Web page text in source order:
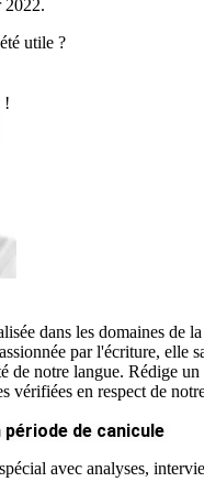
2022.
utile ?
!
dans les domaines de
par l'écriture, elle
de notre langue. Rédige
vérifiées en respect de
de canicule
avec analyses,